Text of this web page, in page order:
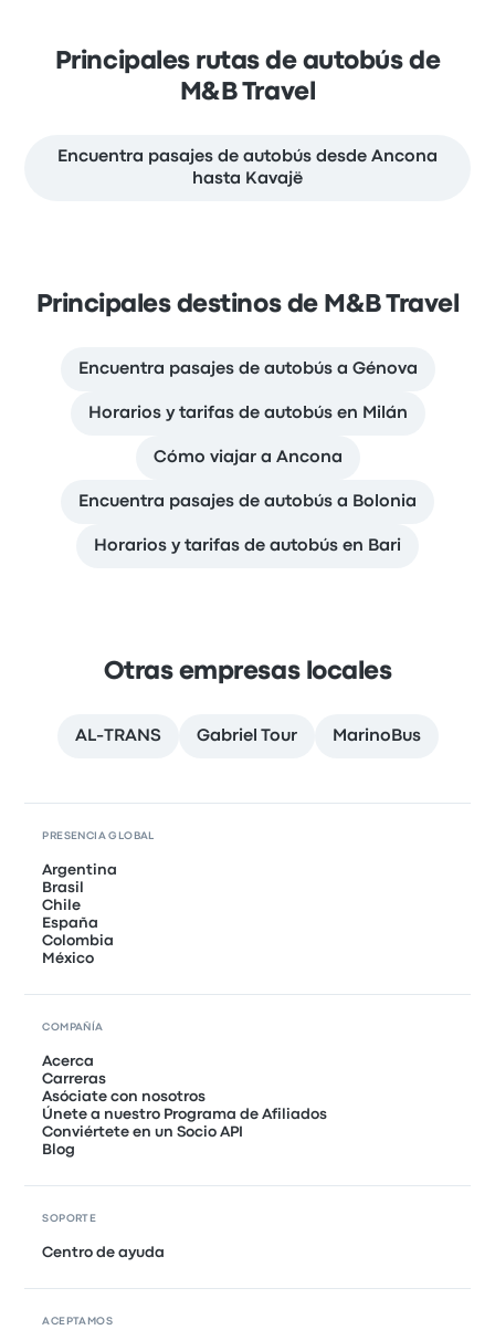
Principales rutas de autobús de
M&B Travel
Encuentra pasajes de autobús desde Ancona
hasta Kavajë
Principales destinos de M&B Travel
Encuentra pasajes de autobús a Génova
Horarios y tarifas de autobús en Milán
Cómo viajar a Ancona
Encuentra pasajes de autobús a Bolonia
Horarios y tarifas de autobús en Bari
Otras empresas locales
AL-TRANS Gabriel Tour MarinoBus
PRESENCIA GLOBAL
Argentina
Brasil
Chile
España
Colombia
México
COMPAÑÍA
Acerca
Carreras
Asóciate con nosotros
Únete a nuestro Programa de Afiliados
Conviértete en un Socio API
Blog
SOPORTE
Centro de ayuda
ACEPTAMOS